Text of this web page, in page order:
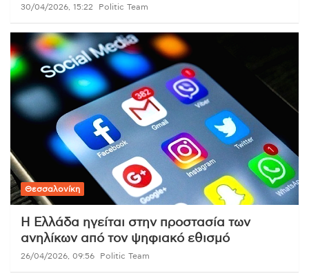
30/04/2026, 15:22 Politic Team
Θεσσαλονίκη
Η Ελλάδα ηγείται στην προστασία των
ανηλίκων από τον ψηφιακό εθισμό
26/04/2026, 09:56 Politic Team